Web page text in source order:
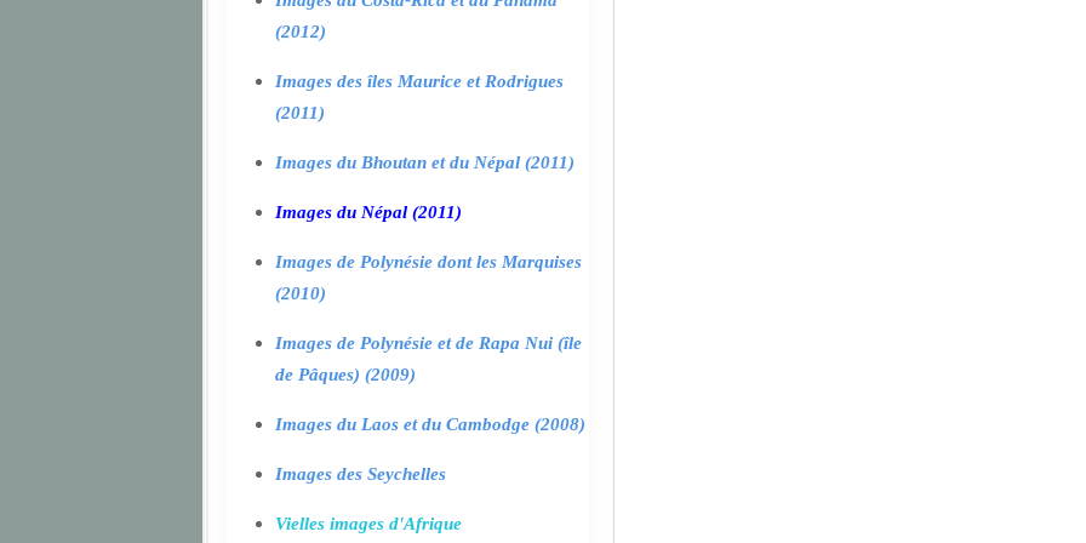
(2012)
Images des îles Maurice et Rodrigues
(2011)
Images du Bhoutan et du Népal (2011)
Images du Népal (2011)
Images de Polynésie dont les Marquises
(2010)
Images de Polynésie et de Rapa Nui (île
de Pâques) (2009)
Images du Laos et du Cambodge (2008)
Images des Seychelles
Vielles images d'Afrique